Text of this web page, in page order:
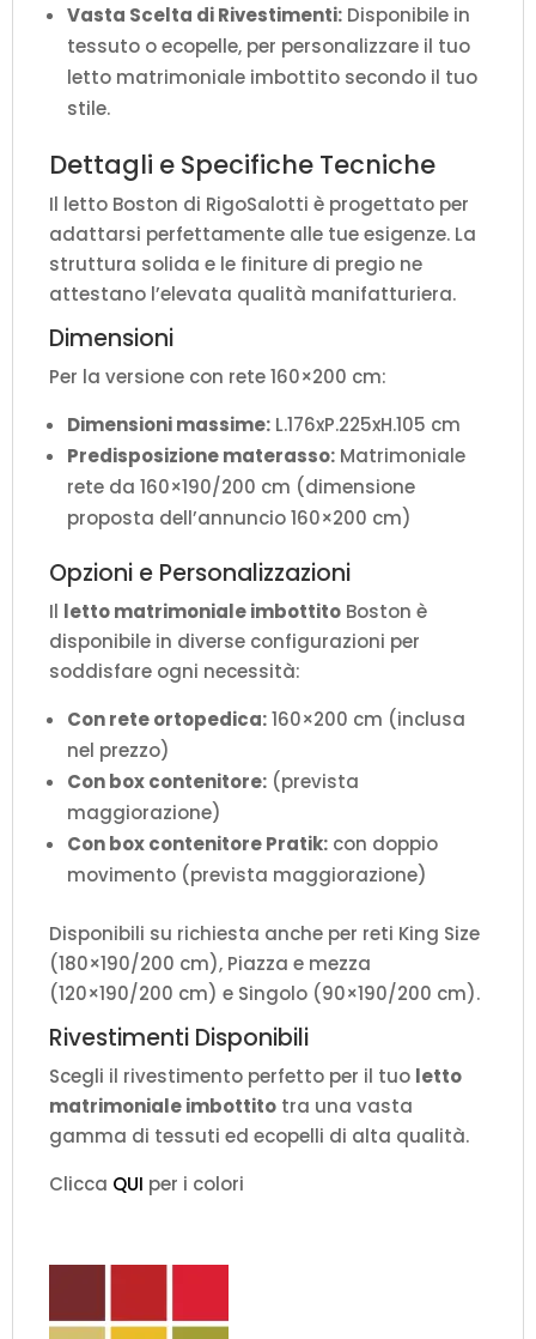
Vasta Scelta di Rivestimenti: Disponibile in
tessuto o ecopelle, per personalizzare il tuo
letto matrimoniale imbottito secondo il tuo
stile.
Dettagli e Specifiche Tecniche
Il letto Boston di RigoSalotti è progettato per
adattarsi perfettamente alle tue esigenze. La
struttura solida e le finiture di pregio ne
attestano l’elevata qualità manifatturiera.
Dimensioni
Per la versione con rete 160×200 cm:
Dimensioni massime: L.176xP.225xH.105 cm
Predisposizione materasso: Matrimoniale
rete da 160×190/200 cm (dimensione
proposta dell’annuncio 160×200 cm)
Opzioni e Personalizzazioni
Il letto matrimoniale imbottito Boston è
disponibile in diverse configurazioni per
soddisfare ogni necessità:
Con rete ortopedica:160×200 cm (inclusa
nel prezzo)
Con box contenitore: (prevista
maggiorazione)
Con box contenitore Pratik: con doppio
movimento (prevista maggiorazione)
Disponibili su richiesta anche per reti King Size
(180×190/200 cm), Piazza e mezza
(120×190/200 cm) e Singolo (90×190/200 cm).
Rivestimenti Disponibili
Scegli il rivestimento perfetto per il tuo letto
matrimoniale imbottito tra una vasta
gamma di tessuti ed ecopelli di alta qualità.
Clicca QUI per i colori